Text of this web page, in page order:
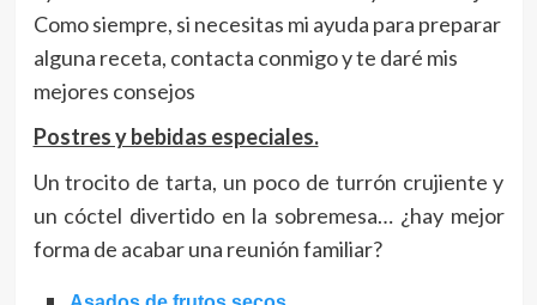
Como siempre, si necesitas mi ayuda para preparar
alguna receta, contacta conmigo y te daré mis
mejores consejos
Postres y bebidas especiales.
Un trocito de tarta, un poco de turrón crujiente y
un cóctel divertido en la sobremesa… ¿hay mejor
forma de acabar una reunión familiar?